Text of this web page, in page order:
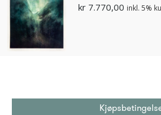
kr 7.770,00 inkl. 5%